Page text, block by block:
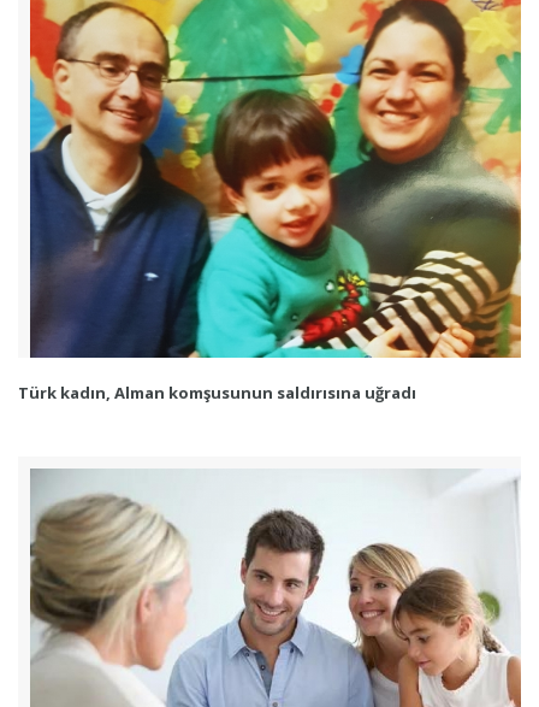
Türk kadın, Alman komşusunun saldırısına uğradı